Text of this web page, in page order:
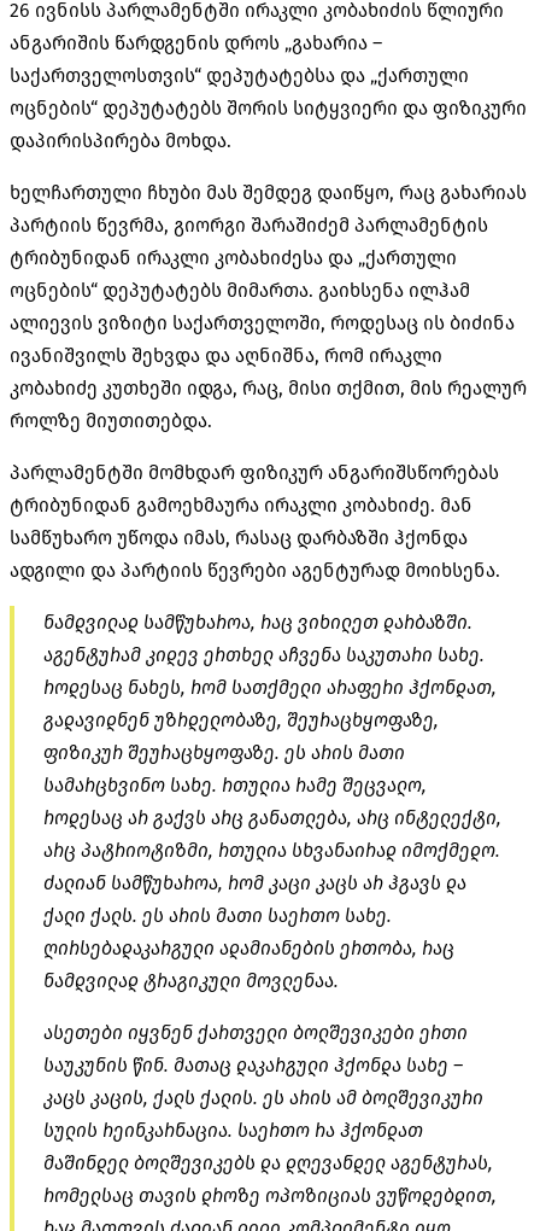
26 ივნისს პარლამენტში ირაკლი კობახიძის წლიური
ანგარიშის წარდგენის დროს „გახარია –
საქართველოსთვის“ დეპუტატებსა და „ქართული
ოცნების“ დეპუტატებს შორის სიტყვიერი და ფიზიკური
დაპირისპირება მოხდა.
ხელჩართული ჩხუბი მას შემდეგ დაიწყო, რაც გახარიას
პარტიის წევრმა, გიორგი შარაშიძემ პარლამენტის
ტრიბუნიდან ირაკლი კობახიძესა და „ქართული
ოცნების“ დეპუტატებს მიმართა. გაიხსენა ილჰამ
ალიევის ვიზიტი საქართველოში, როდესაც ის ბიძინა
ივანიშვილს შეხვდა და აღნიშნა, რომ ირაკლი
კობახიძე კუთხეში იდგა, რაც, მისი თქმით, მის რეალურ
როლზე მიუთითებდა.
პარლამენტში მომხდარ ფიზიკურ ანგარიშსწორებას
ტრიბუნიდან გამოეხმაურა ირაკლი კობახიძე. მან
სამწუხარო უწოდა იმას, რასაც დარბაზში ჰქონდა
ადგილი და პარტიის წევრები აგენტურად მოიხსენა.
ნამდვილად სამწუხაროა, რაც ვიხილეთ დარბაზში.
აგენტურამ კიდევ ერთხელ აჩვენა საკუთარი სახე.
როდესაც ნახეს, რომ სათქმელი არაფერი ჰქონდათ,
გადავიდნენ უზრდელობაზე, შეურაცხყოფაზე,
ფიზიკურ შეურაცხყოფაზე. ეს არის მათი
სამარცხვინო სახე. რთულია რამე შეცვალო,
როდესაც არ გაქვს არც განათლება, არც ინტელექტი,
არც პატრიოტიზმი, რთულია სხვანაირად იმოქმედო.
ძალიან სამწუხაროა, რომ კაცი კაცს არ ჰგავს და
ქალი ქალს. ეს არის მათი საერთო სახე.
ღირსებადაკარგული ადამიანების ერთობა, რაც
ნამდვილად ტრაგიკული მოვლენაა.
ასეთები იყვნენ ქართველი ბოლშევიკები ერთი
საუკუნის წინ. მათაც დაკარგული ჰქონდა სახე –
კაცს კაცის, ქალს ქალის. ეს არის ამ ბოლშევიკური
სულის რეინკარნაცია. საერთო რა ჰქონდათ
მაშინდელ ბოლშევიკებს და დღევანდელ აგენტურას,
რომელსაც თავის დროზე ოპოზიციას ვუწოდებდით,